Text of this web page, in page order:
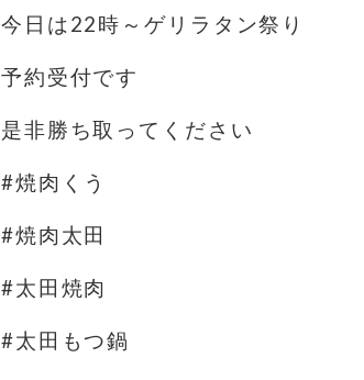
今日は22時～ゲリラタン祭り
予約受付です
是非勝ち取ってください
#焼肉くう
#焼肉太田
#太田焼肉
#太田もつ鍋